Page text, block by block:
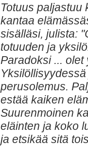
Totuus paljastuu
kantaa
sisälläsi, julista:
totuuden ja
Paradoksi ...
perusolemus.
estää kaiken
Suurenmoinen
eläinten ja koko
ja etsikää sitä